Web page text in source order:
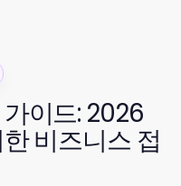
이드: 2026
비즈니스 접